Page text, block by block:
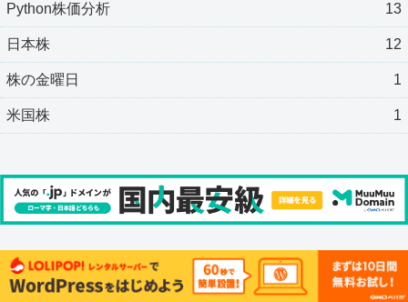
Python株価分析 13
日本株 12
株の金曜日 1
米国株 1